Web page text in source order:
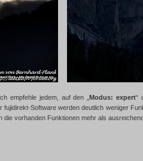
empfehle jedem, auf den „ Modus: expert“
fujidirekt-Software werden deutlich weniger
die vorhanden Funktionen mehr als